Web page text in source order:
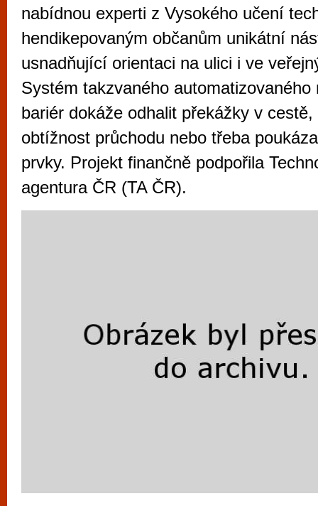
nabídnou experti z Vysokého učení
hendikepovaným občanům unikátní
usnadňující orientaci na ulici i ve
Systém takzvaného
bariér dokáže odhalit překážky v
obtížnost průchodu nebo třeba
prvky. Projekt finančně podpořila
agentura ČR (TA ČR).
Brno je
zajímavé
restaurace,
Mimo jiné je ale také místem, kde si
vyzkoušet různé kasinové hry. V
metropoli naleznete širokou nabídku her
po moderní automaty jak pro pravidelné
příležitostné hráče. V...